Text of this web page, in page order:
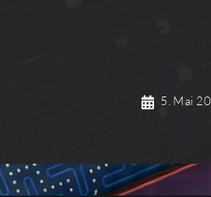
5. Mai